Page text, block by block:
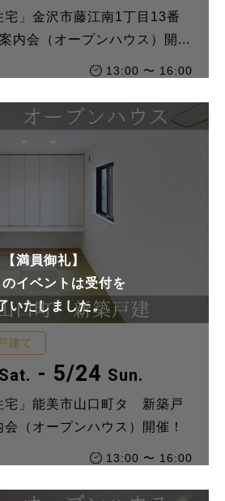
宅」金沢市藤江南1丁目13番
内会（オープンハウス）開...
13:00 〜 16:00
建て
Sat. - 5/24 Sun.
宅」能美市山口町タ 新築戸
（オープンハウス）開催！
13:00 〜 16:00
【満員御礼】
のイベントは受付を
いたしました。